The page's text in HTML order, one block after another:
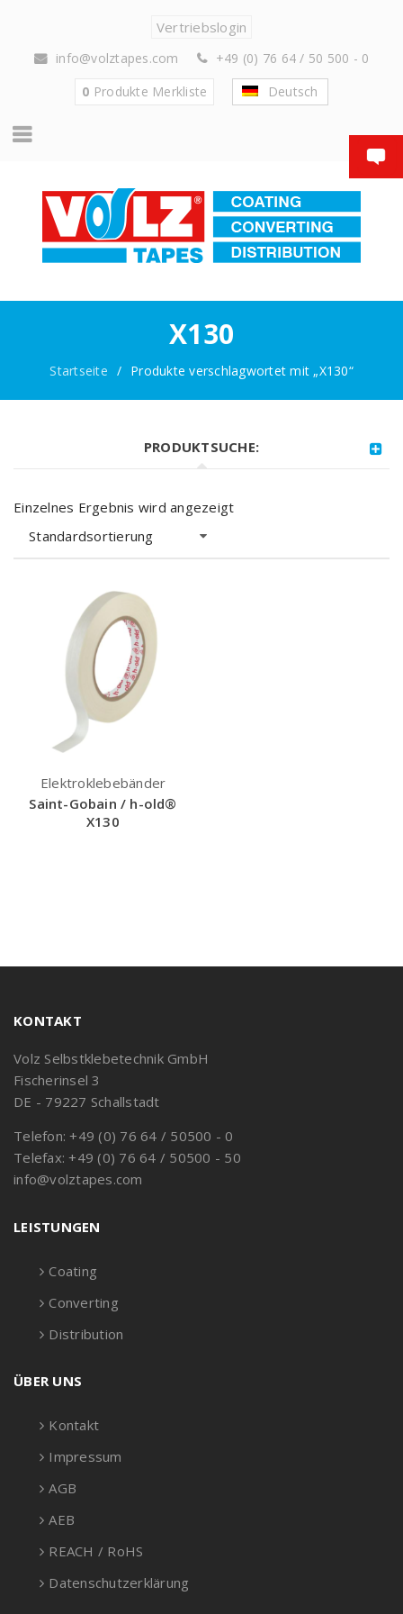
Vertriebslogin
info@volztapes.com
+49 (0) 76 64 / 50 500 - 0
0 Produkte Merkliste Deutsch
X130
Startseite / Produkte verschlagwortet mit „X130“
PRODUKTSUCHE:
Einzelnes Ergebnis wird angezeigt
Standardsortierung
Elektroklebebänder
Saint-Gobain / h-old®
X130
KONTAKT
Volz Selbstklebetechnik GmbH
Fischerinsel 3
DE - 79227 Schallstadt
Telefon: +49 (0) 76 64 / 50500 - 0
Telefax: +49 (0) 76 64 / 50500 - 50
info@volztapes.com
LEISTUNGEN
Coating
Converting
Distribution
ÜBER UNS
Kontakt
Impressum
AGB
AEB
REACH / RoHS
Datenschutzerklärung